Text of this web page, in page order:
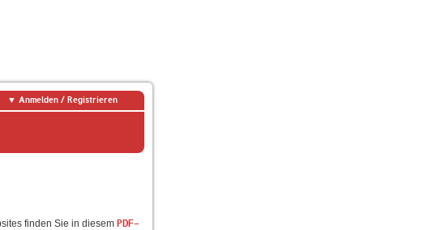
Anmelden / Registrieren
finden Sie in diesem PDF-